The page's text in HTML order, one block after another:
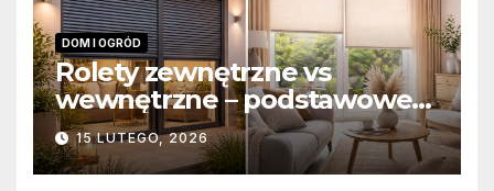
DOM I OGRÓD
Rolety zewnętrzne vs
wewnętrzne – podstawowe
różnice konstrukcyjne i
funkcjonalne
15 LUTEGO, 2026